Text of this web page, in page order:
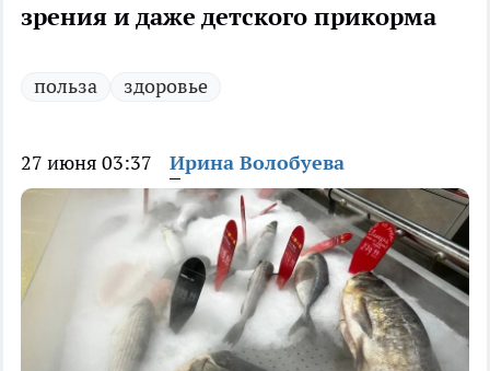
зрения и даже детского прикорма
польза здоровье
27 июня 03:37 Ирина Волобуева